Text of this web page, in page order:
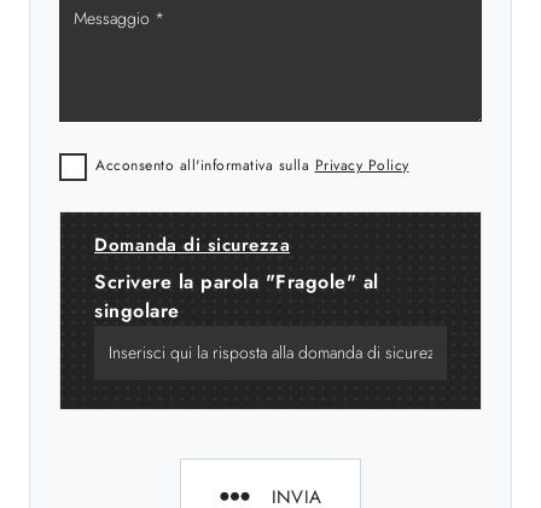
Acconsento all'informativa sulla Privacy Policy
Domanda di sicurezza
Scrivere la parola "Fragole" al
singolare
INVIA